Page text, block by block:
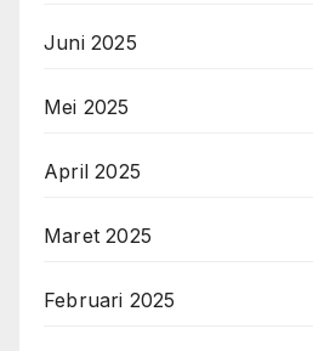
Juni 2025
Mei 2025
April 2025
Maret 2025
Februari 2025